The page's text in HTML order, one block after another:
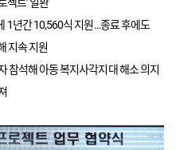
1년간10,560식 지원…종료 후에도
지속 지원
참석해 아동 복지사각지대 해소 의지